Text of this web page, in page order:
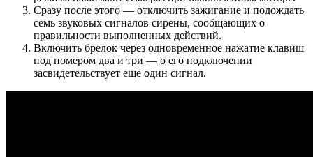
Сразу после этого — отключить зажигание и подождать
семь звуковых сигналов сирены, сообщающих о
правильности выполненных действий.
Включить брелок через одновременное нажатие клавиш
под номером два и три — о его подключении
засвидетельствует ещё один сигнал.